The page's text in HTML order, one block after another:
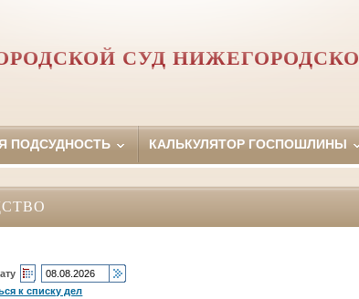
СУД
ПОДСУДНОСТЬ КАЛЬКУЛЯТОР ГОСПОШЛИНЫ
к списку дел